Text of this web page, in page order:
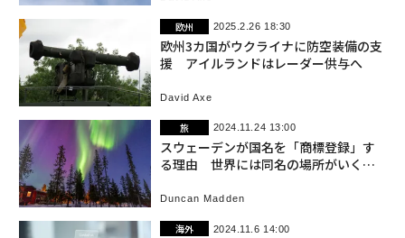
欧州 2025.2.26 18:30
欧州3カ国がウクライナに防空装備の支
援 アイルランドはレーダー供与へ
David Axe
旅 2024.11.24 13:00
スウェーデンが国名を「商標登録」す
る理由 世界には同名の場所がいくつ
Duncan Madden
海外 2024.11.6 14:00